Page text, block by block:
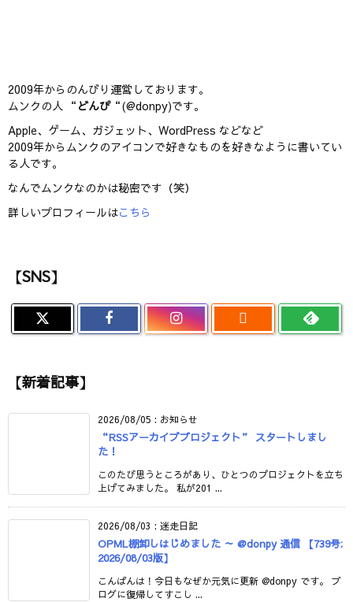
2009年からのんびり運営しております。
ムンクの人 “ どんぴ“(@donpy)です。
Apple、ゲーム、ガジェット、WordPress などなど
2009年からムンクのアイコンで好きなものを好きなように書いてい
る人です。
なんでムンクなのかは秘密です（笑）
詳しいプロフィールはこちら
【SNS】

【新着記事】
2026/08/05 : お知らせ
“RSSアーカイブプロジェクト” スタートしまし
た！
このたび思うところがあり、ひとつのプロジェクトを立ち
上げてみました。 私が201 ...
2026/08/03 : 迷走日記
OPML棚卸しはじめました ～ @donpy 通信 【739号:
2026/08/03版】
こんばんは！今日もなぜか元気に更新 @donpy です。 ブ
ログに復帰してすこし ...